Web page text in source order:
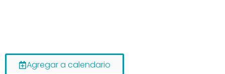
Agregar a calendario